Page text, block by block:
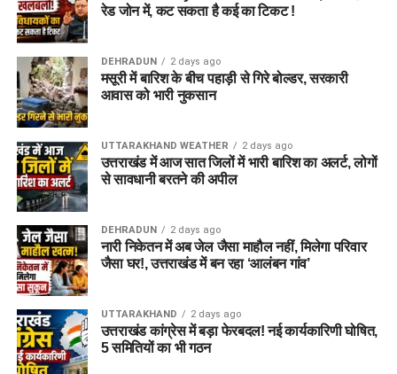
इसके लिए उपयुक्त जमीन मिल सकती है।
इसके अलावा उत्तरकाशी जिले के चिन्यालीसौड़ में भी एक जमीन को लेकर
संभावनाएं देखी जा रही हैं। विभाग यह जांच कर रहा है कि वहां की जमीन
और परिस्थितियां आलंबन गांव के निर्माण के लिए उपयुक्त हैं या नहीं।
महिलाओं और बच्चों को मिलेगा नया जीवन
आलंबन गांव की यह योजना सिर्फ एक नया भवन या परिसर तैयार करने की
कवायद नहीं है, बल्कि नारी निकेतन में रहने वाली महिलाओं और बच्चों के
प्रति सोच में बदलाव की कोशिश भी है।
अगर यह योजना धरातल पर उतरती है तो संस्थागत जीवन की जगह उन्हें
परिवार जैसा माहौल, बेहतर स्वतंत्रता और सामाजिक वातावरण मिल
सकेगा। इससे बच्चों और महिलाओं के मानसिक और सामाजिक विकास में
भी मदद मिलने की उम्मीद है।
रेड जोन में, कट सकता है कई का टिकट !
DEHRADUN 2 days ago
मसूरी में बारिश के बीच पहाड़ी से गिरे बोल्डर, सरकारी
आवास को भारी नुकसान
UTTARAKHAND WEATHER 2 days ago
उत्तराखंड में आज सात जिलों में भारी बारिश का अलर्ट, लोगों
से सावधानी बरतने की अपील
DEHRADUN 2 days ago
नारी निकेतन में अब जेल जैसा माहौल नहीं, मिलेगा परिवार
जैसा घर!, उत्तराखंड में बन रहा ‘आलंबन गांव’
UTTARAKHAND 2 days ago
उत्तराखंड कांग्रेस में बड़ा फेरबदल! नई कार्यकारिणी घोषित,
5 समितियों का भी गठन